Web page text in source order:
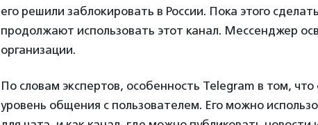
его решили заблокировать в России. Пока этого
продолжают использовать этот канал. Мессенджер
организации.
По словам экспертов, особенность Telegram в том,
уровень общения с пользователем. Его можно